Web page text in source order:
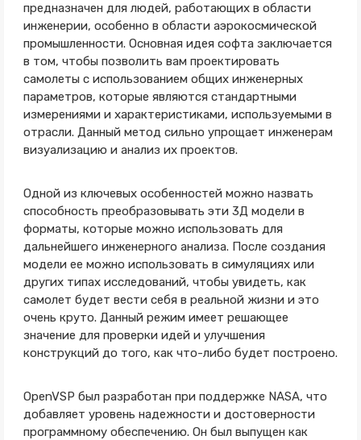
предназначен для людей, работающих в области
инженерии, особенно в области аэрокосмической
промышленности. Основная идея софта заключается
в том, чтобы позволить вам проектировать
самолеты с использованием общих инженерных
параметров, которые являются стандартными
измерениями и характеристиками, используемыми в
отрасли. Данный метод сильно упрощает инженерам
визуализацию и анализ их проектов.
Одной из ключевых особенностей можно назвать
способность преобразовывать эти 3Д модели в
форматы, которые можно использовать для
дальнейшего инженерного анализа. После создания
модели ее можно использовать в симуляциях или
других типах исследований, чтобы увидеть, как
самолет будет вести себя в реальной жизни и это
очень круто. Данный режим имеет решающее
значение для проверки идей и улучшения
конструкций до того, как что-либо будет построено.
OpenVSP был разработан при поддержке NASA, что
добавляет уровень надежности и достоверности
программному обеспечению. Он был выпущен как